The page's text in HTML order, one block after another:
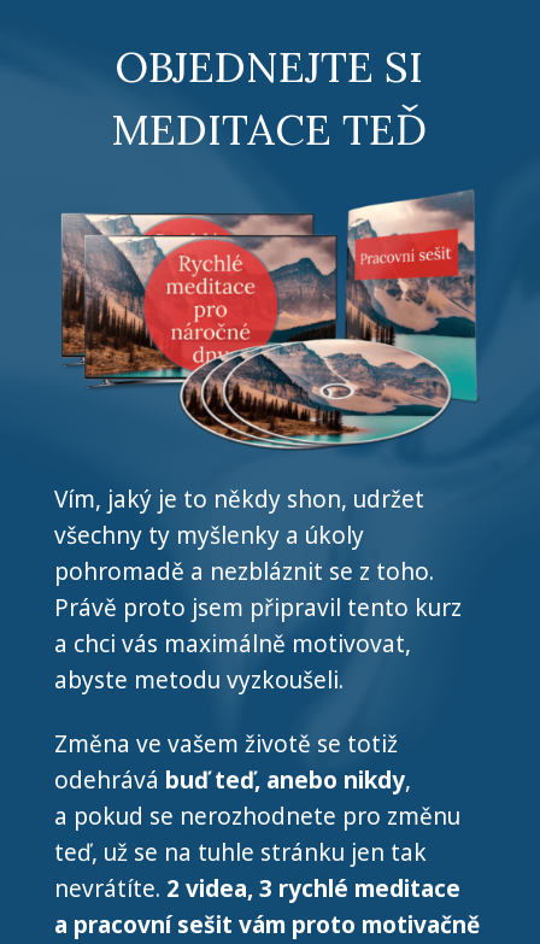
OBJEDNEJTE SI
MEDITACE TEĎ
Vím, jaký je to někdy shon, udržet
všechny ty myšlenky a úkoly
pohromadě a nezbláznit se z toho.
Právě proto jsem připravil tento kurz
a chci vás maximálně motivovat,
abyste metodu vyzkoušeli.
Změna ve vašem životě se totiž
odehrává buď teď, anebo nikdy,
a pokud se nerozhodnete pro změnu
teď, už se na tuhle stránku jen tak
nevrátíte. 2 videa, 3 rychlé meditace
a pracovní sešit vám proto motivačně